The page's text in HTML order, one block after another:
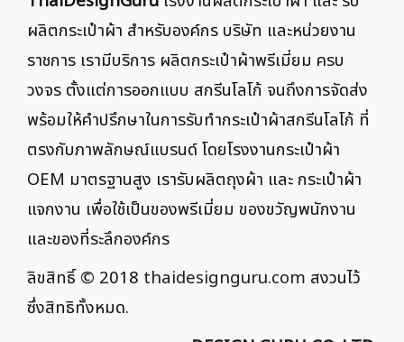
ผลิตกระเป๋าผ้า สำหรับองค์กร บริษัท และหน่วยงาน
ราชการ เรามีบริการ ผลิตกระเป๋าผ้าพรีเมี่ยม ครบ
วงจร ตั้งแต่การออกแบบ สกรีนโลโก้ จนถึงการจัดส่ง
พร้อมให้คำปรึกษาในการรับทำกระเป๋าผ้าสกรีนโลโก้ ที่
ตรงกับภาพลักษณ์แบรนด์ โดยโรงงานกระเป๋าผ้า
OEM มาตรฐานสูง เรารับผลิตถุงผ้า และ กระเป๋าผ้า
แจกงาน เพื่อใช้เป็นของพรีเมี่ยม ของขวัญพนักงาน
และของที่ระลึกองค์กร
ลิขสิทธิ์ © 2018 thaidesignguru.com สงวนไว้
ซึ่งสิทธิทั้งหมด.